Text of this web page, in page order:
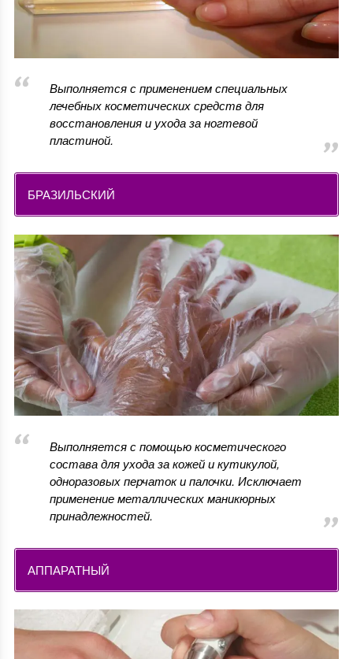
Выполняется с применением специальных
лечебных косметических средств для
восстановления и ухода за ногтевой
пластиной.
БРАЗИЛЬСКИЙ
Выполняется с помощью косметического
состава для ухода за кожей и кутикулой,
одноразовых перчаток и палочки. Исключает
применение металлических маникюрных
принадлежностей.
АППАРАТНЫЙ